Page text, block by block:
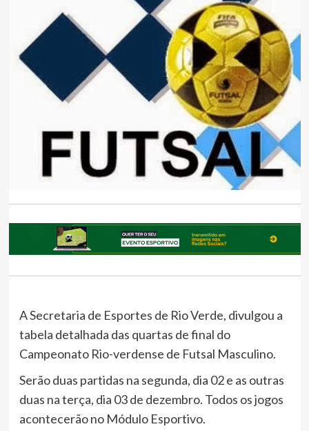
A Secretaria de Esportes de Rio Verde, divulgou a
tabela detalhada das quartas de final do
Campeonato Rio-verdense de Futsal Masculino.
Serão duas partidas na segunda, dia 02 e as outras
duas na terça, dia 03 de dezembro. Todos os jogos
acontecerão no Módulo Esportivo.